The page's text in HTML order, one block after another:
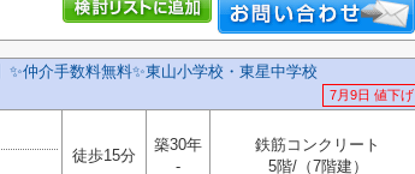
✨️仲介手数料無料✨️東山小学校・東星中学校
7月9日 値下げ
徒歩15分
築30年
-
鉄筋コンクリート
5階/（7階建）